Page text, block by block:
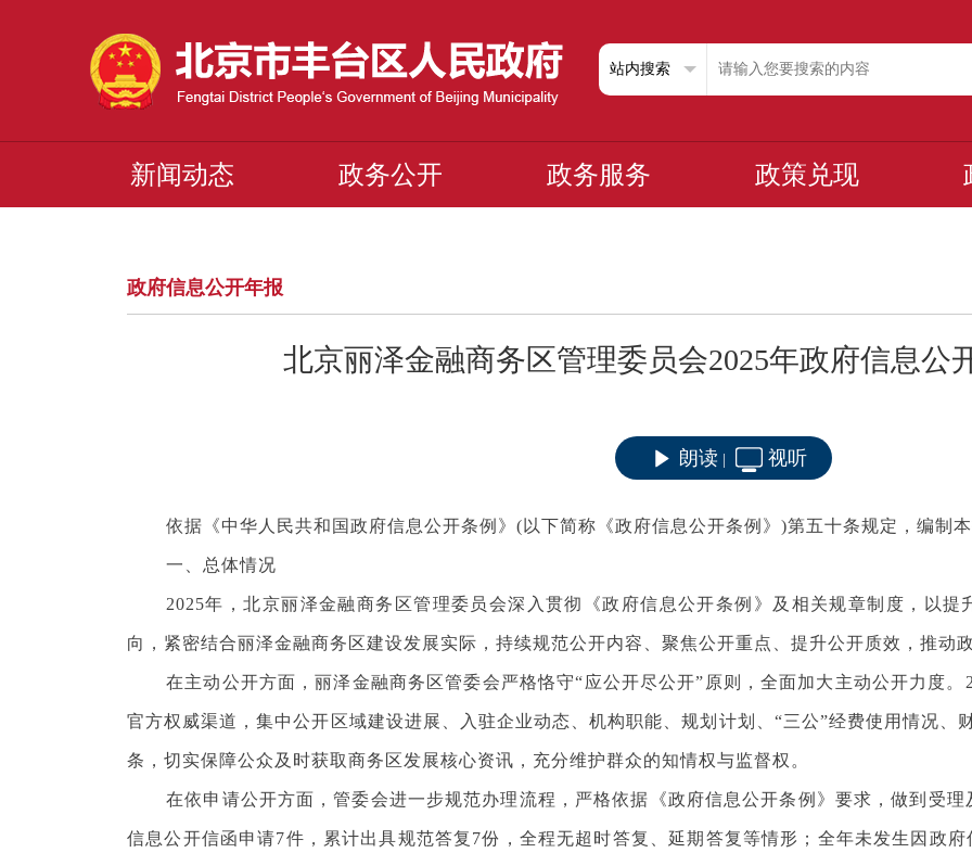
新闻动态 政务公开 政务服务 政策兑现
政府信息公开年报
北京丽泽金融商务区管理委员会2025年政府信息公
朗读 视听
依据《中华人民共和国政府信息公开条例》(以下简称《政府信息公开条例》)第五十条规定，编制本
一、总体情况
2025年，北京丽泽金融商务区管理委员会深入贯彻《政府信息公开条例》及相关规章制度，以提
向，紧密结合丽泽金融商务区建设发展实际，持续规范公开内容、聚焦公开重点、提升公开质效，推动
在主动公开方面，丽泽金融商务区管委会严格恪守“应公开尽公开”原则，全面加大主动公开力度
官方权威渠道，集中公开区域建设进展、入驻企业动态、机构职能、规划计划、“三公”经费使用情况、
条，切实保障公众及时获取商务区发展核心资讯，充分维护群众的知情权与监督权。
在依申请公开方面，管委会进一步规范办理流程，严格依据《政府信息公开条例》要求，做到受
信息公开信函申请7件，累计出具规范答复7份，全程无超时答复、延期答复等情形；全年未发生因政